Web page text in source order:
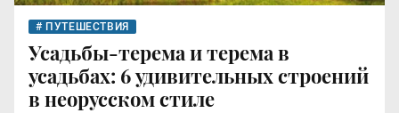
ПУТЕШЕСТВИЯ
Усадьбы-терема и терема в
усадьбах: 6 удивительных строений
в неорусском стиле